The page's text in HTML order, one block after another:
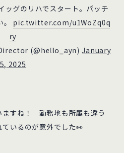
ッグのリハでスタート。パッチ
pic.twitter.com/u1WoZq0q
ry
(@hello_ayn)January
5, 2025
ますね！ 勤務地も所属も違う
ているのが意外でした👀